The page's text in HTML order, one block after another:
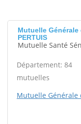
Mutuelle
PERTUIS
Mutuelle Santé
Département: 84
mutuelles
Mutuelle Générale